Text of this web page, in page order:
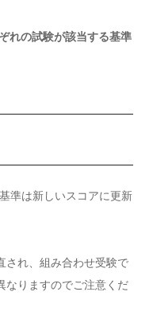
れの試験が該当する基準
準は新しいスコアに更新
され、組み合わせ受験で
なりますのでご注意くだ